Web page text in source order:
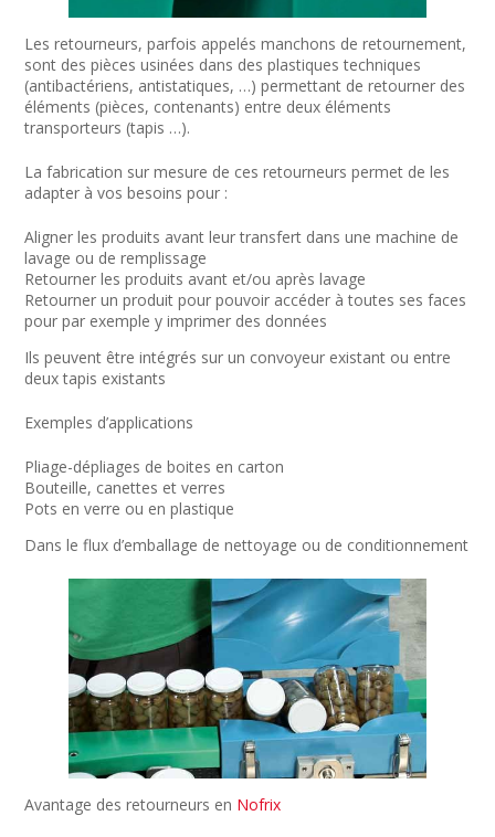
Les retourneurs, parfois appelés manchons de retournement,
sont des pièces usinées dans des plastiques techniques
(antibactériens, antistatiques, …) permettant de retourner des
éléments (pièces, contenants) entre deux éléments
transporteurs (tapis …).
La fabrication sur mesure de ces retourneurs permet de les
adapter à vos besoins pour :
Aligner les produits avant leur transfert dans une machine de
lavage ou de remplissage
Retourner les produits avant et/ou après lavage
Retourner un produit pour pouvoir accéder à toutes ses faces
pour par exemple y imprimer des données
Ils peuvent être intégrés sur un convoyeur existant ou entre
deux tapis existants
Exemples d’applications
Pliage-dépliages de boites en carton
Bouteille, canettes et verres
Pots en verre ou en plastique
Dans le flux d’emballage de nettoyage ou de conditionnement
Avantage des retourneurs en Nofrix